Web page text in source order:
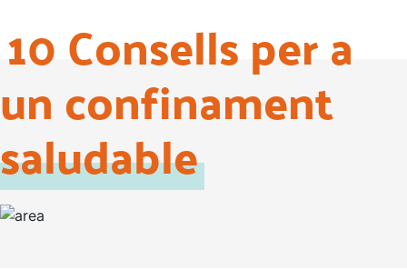
10 Consells per a
un confinament
saludable